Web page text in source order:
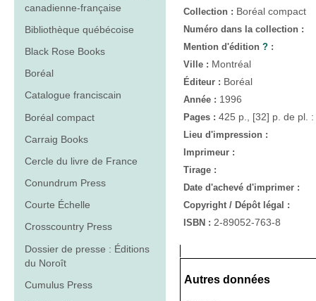
canadienne-française
Bibliothèque québécoise
Black Rose Books
Boréal
Catalogue franciscain
Boréal compact
Carraig Books
Cercle du livre de France
Conundrum Press
Courte Échelle
Crosscountry Press
Dossier de presse : Éditions
du Noroît
Cumulus Press
Collection : Boréal compact
Numéro dans la collection :
Mention d'édition ? :
Ville : Montréal
Éditeur : Boréal
Année : 1996
Pages : 425 p., [32] p. de pl. :
Lieu d'impression :
Imprimeur :
Tirage :
Date d'achevé d'imprimer :
Copyright / Dépôt légal :
ISBN : 2-89052-763-8
Autres données